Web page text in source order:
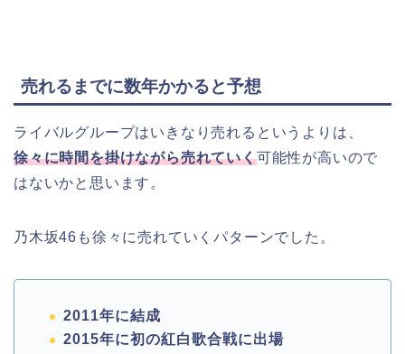
売れるまでに数年かかると予想
ライバルグループはいきなり売れるというよりは、
徐々に時間を掛けながら売れていく可能性が高いので
はないかと思います。
乃木坂46も徐々に売れていくパターンでした。
2011年に結成
2015年に初の紅白歌合戦に出場